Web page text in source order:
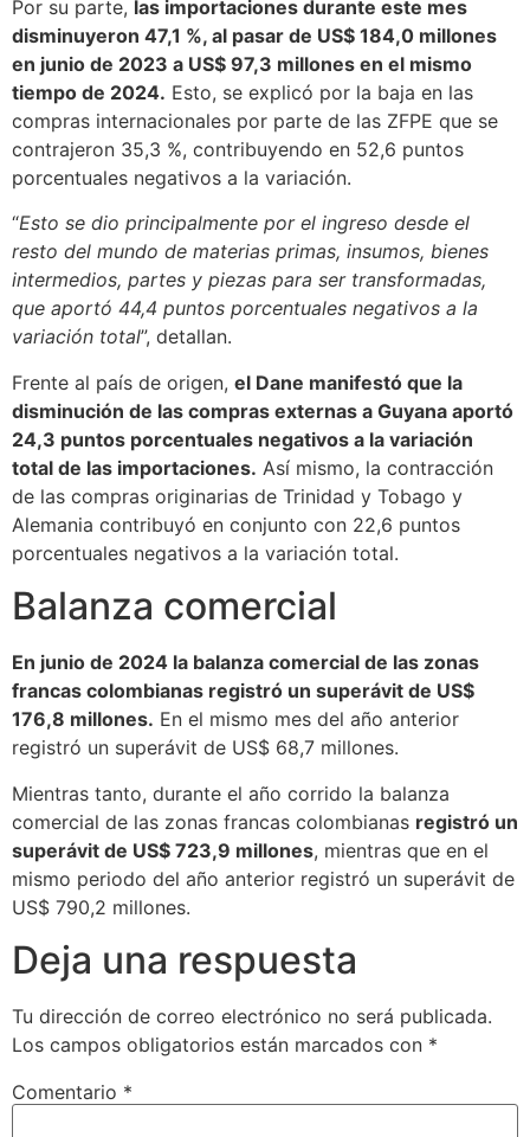
Por su parte, las importaciones durante este mes
disminuyeron 47,1 %, al pasar de US$ 184,0 millones
en junio de 2023 a US$ 97,3 millones en el mismo
tiempo de 2024. Esto, se explicó por la baja en las
compras internacionales por parte de las ZFPE que se
contrajeron 35,3 %, contribuyendo en 52,6 puntos
porcentuales negativos a la variación.
“Esto se dio principalmente por el ingreso desde el
resto del mundo de materias primas, insumos, bienes
intermedios, partes y piezas para ser transformadas,
que aportó 44,4 puntos porcentuales negativos a la
variación total”, detallan.
Frente al país de origen, el Dane manifestó que la
disminución de las compras externas a Guyana aportó
24,3 puntos porcentuales negativos a la variación
total de las importaciones. Así mismo, la contracción
de las compras originarias de Trinidad y Tobago y
Alemania contribuyó en conjunto con 22,6 puntos
porcentuales negativos a la variación total.
Balanza comercial
En junio de 2024 la balanza comercial de las zonas
francas colombianas registró un superávit de US$
176,8 millones. En el mismo mes del año anterior
registró un superávit de US$ 68,7 millones.
Mientras tanto, durante el año corrido la balanza
comercial de las zonas francas colombianas registró un
superávit de US$ 723,9 millones, mientras que en el
mismo periodo del año anterior registró un superávit de
US$ 790,2 millones.
Deja una respuesta
Tu dirección de correo electrónico no será publicada.
Los campos obligatorios están marcados con *
Comentario *